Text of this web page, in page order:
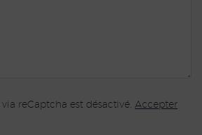
reCaptcha est désactivé. Accepter